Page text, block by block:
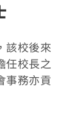
該校後來
任校長之
事務亦貢